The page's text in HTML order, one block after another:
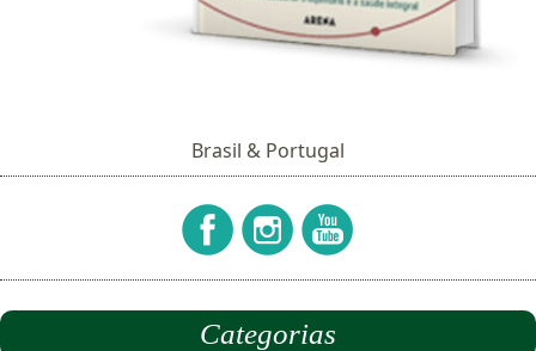
Brasil & Portugal
Categorias